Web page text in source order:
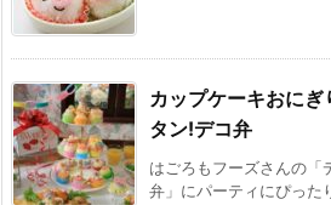
カップケーキおに
タン!デコ弁
はごろもフーズさんの「
弁」にパーティにぴった